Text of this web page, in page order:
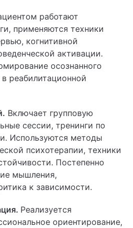
работают
применяются техники
когнитивной
активации.
осознанного
реабилитационной
Включает групповую
сессии, тренинги по
Используются методы
психотерапии, техники
Постепенно
мышления,
к зависимости.
Реализуется
ориентирование,